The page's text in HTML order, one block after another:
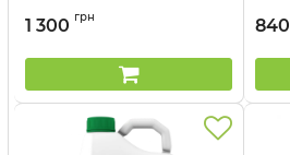
1 300 грн 840